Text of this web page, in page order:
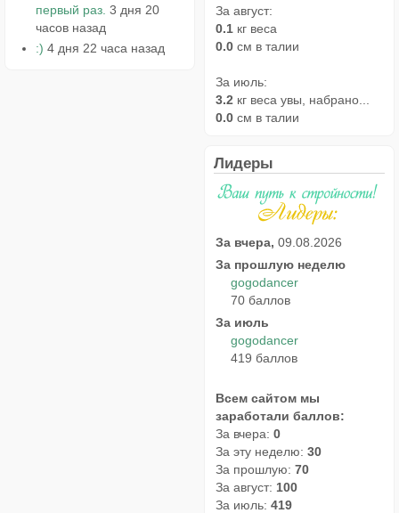
первый раз. 3 дня 20
часов назад
:) 4 дня 22 часа назад
За август:
0.1 кг веса
0.0 см в талии
За июль:
3.2 кг веса увы, набрано...
0.0 см в талии
Лидеры
За вчера, 09.08.2026
За прошлую неделю
gogodancer
70 баллов
За июль
gogodancer
419 баллов
Всем сайтом мы
заработали баллов:
За вчера: 0
За эту неделю: 30
За прошлую: 70
За август: 100
За июль: 419